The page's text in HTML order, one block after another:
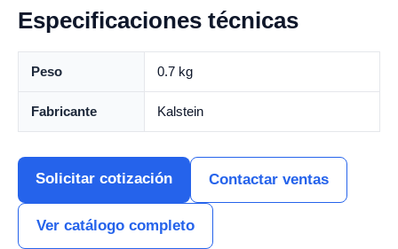
Especificaciones técnicas
Peso 0.7 kg
Fabricante Kalstein
Solicitar cotización Contactar ventas
Ver catálogo completo